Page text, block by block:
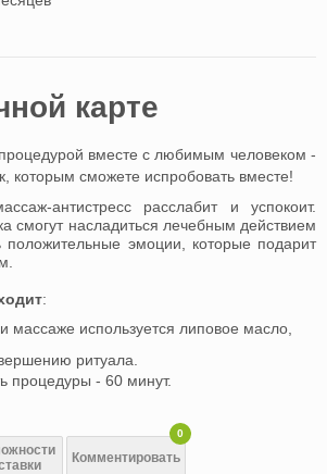
картe
вместе с любимым человеком -
которым сможете испробовать вместе!
антистресс расслабит и успокоит.
смогут насладиться лечебным действием
положительные эмоции, которые подарит
:
массаже используется липовое масло,
ритуала.
процедуры - 60 минут.
Комментировать
0